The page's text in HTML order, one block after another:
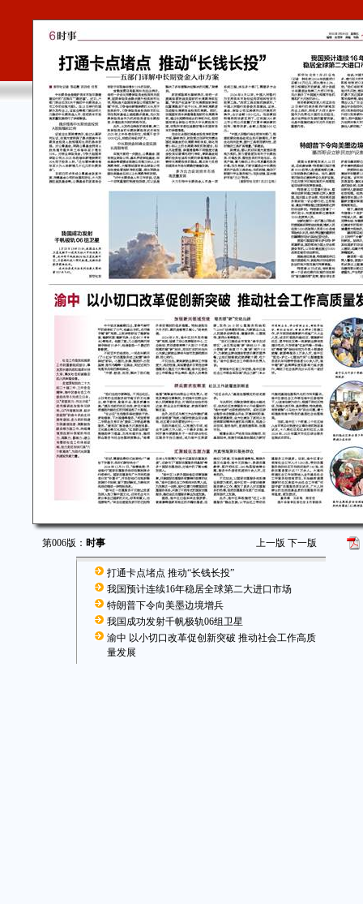
第006版： 时事 上一版 下一版
打通卡点堵点 推动“长钱长投”
我国预计连续16年稳居全球第二大进口市场
特朗普下令向美墨边境增兵
我国成功发射千帆极轨06组卫星
渝中 以小切口改革促创新突破 推动社会工作高质
量发展